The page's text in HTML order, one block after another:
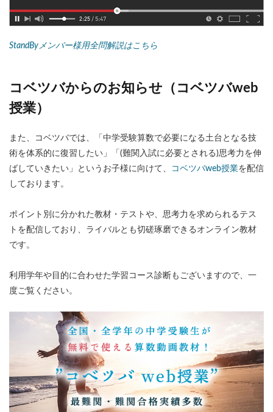
StandByメンバー様用全問解説はこちら
コベツバからのお知らせ（コベツバweb
授業）
また、コベツバでは、「中学受験算数で必要になる土台となる技
術を体系的に復習したい」「(難関入試に必要とされる)思考力を伸
ばしていきたい」というお子様に向けて、
コベツバweb授業を配信
しております。
ポイント別に分かれた教材・テストや、思考力を求められるテス
トを配信しており、ライバルとも切磋琢磨できるオンライン教材
です。
利用学年や目的に合わせた学習コース診断もございますので、一
度ご覧ください。